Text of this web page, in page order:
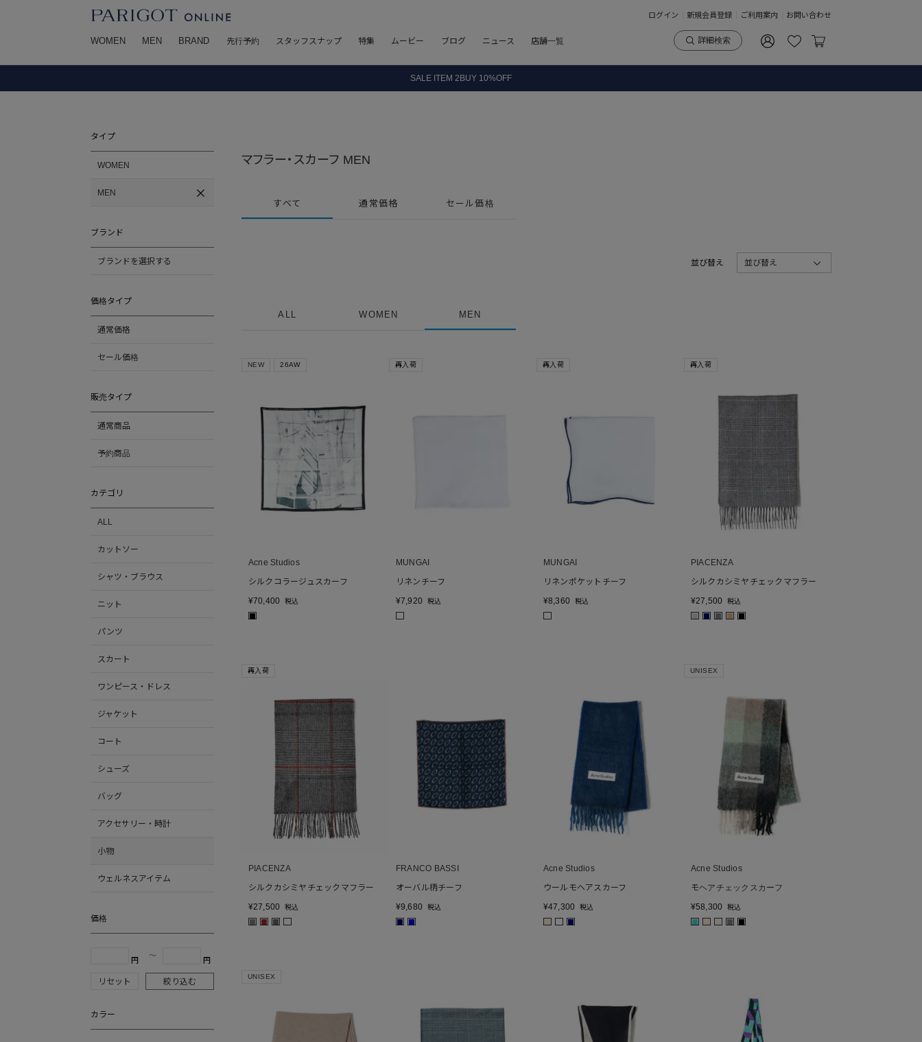
ログイン 新規会員登録 ご利用案内 お問い合わせ
WOMEN MEN BRAND 先行予約 スタッフスナップ 特集 ムービー ブログ ニュース 店舗一覧 詳細検索
全国送料無料｜全品正規取扱
タイプ
WOMEN
MEN
ブランド
ブランドを選択する
価格タイプ
通常価格
セール価格
販売タイプ
通常商品
予約商品
カテゴリ
ALL
カットソー
シャツ・ブラウス
ニット
パンツ
スカート
ワンピース・ドレス
ジャケット
コート
シューズ
バッグ
アクセサリー・時計
小物
ウェルネスアイテム
価格
円
〜
円
リセット 絞り込む
カラー
マフラー・スカーフ MEN
すべて 通常価格 セール価格
並び替え 並び替え
ALL WOMEN MEN
NEW 26AW
Acne Studios
シルクコラージュスカーフ
¥70,400 税込
■
再入荷
MUNGAI
リネンチーフ
¥7,920 税込
再入荷
MUNGAI
リネンポケットチーフ
¥8,360 税込
再入荷
PIACENZA
シルクカシミヤチェックマフラー
¥27,500 税込
■ ■ ■ ■
再入荷
PIACENZA
シルクカシミヤチェックマフラー
¥27,500 税込
■ ■ ■
FRANCO BASSI
オーバル柄チーフ
¥9,680 税込
■ ■
Acne Studios
ウールモヘアスカーフ
¥47,300 税込
■
UNISEX
Acne Studios
モヘアチェックスカーフ
¥58,300 税込
■ ■ ■
UNISEX